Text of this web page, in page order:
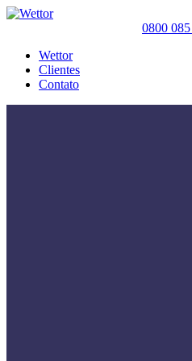
0800
Wettor
Clientes
Contato